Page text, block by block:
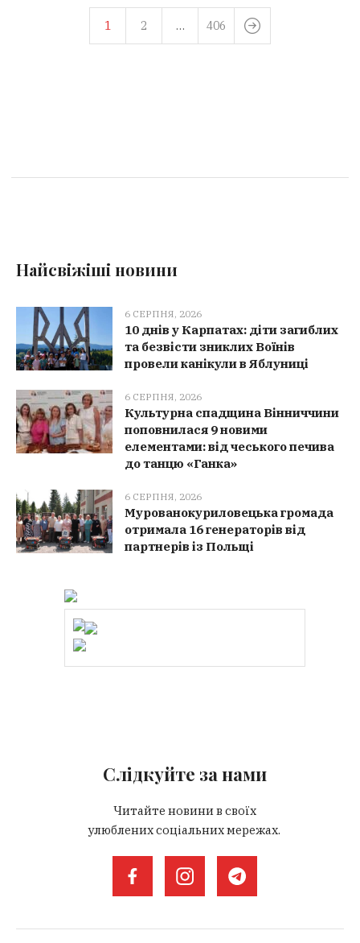
1 2 … 406
Найсвіжіші новини
6 СЕРПНЯ, 2026
10 днів у Карпатах: діти загиблих
та безвісти зниклих Воїнів
провели канікули в Яблуниці
6 СЕРПНЯ, 2026
Культурна спадщина Вінниччини
поповнилася 9 новими
елементами: від чеського печива
до танцю «Ганка»
6 СЕРПНЯ, 2026
Мурованокуриловецька громада
отримала 16 генераторів від
партнерів із Польщі
Слідкуйте за нами
Читайте новини в своїх
улюблених соціальних мережах.